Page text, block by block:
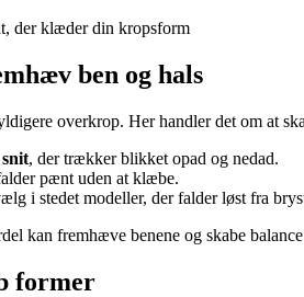
der klæder din kropsform
ben og hals
overkrop. Her handler det om at
, der trækker blikket opad og nedad.
pænt uden at klæbe.
i stedet modeller, der falder løst fra
kan fremhæve benene og skabe
former